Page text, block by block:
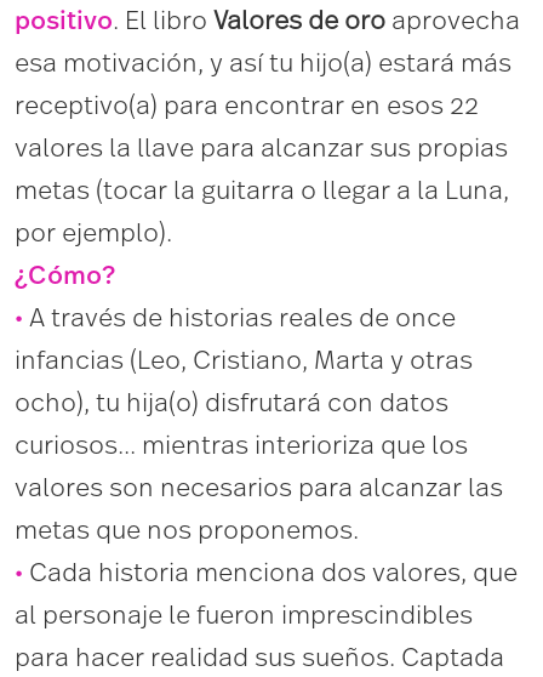
positivo. El libro Valores de oro aprovecha
esa motivación, y así tu hijo(a) estará más
receptivo(a) para encontrar en esos 22
valores la llave para alcanzar sus propias
metas (tocar la guitarra o llegar a la Luna,
por ejemplo).
¿Cómo?
• A través de historias reales de once
infancias (Leo, Cristiano, Marta y otras
ocho), tu hija(o) disfrutará con datos
curiosos... mientras interioriza que los
valores son necesarios para alcanzar las
metas que nos proponemos.
• Cada historia menciona dos valores, que
al personaje le fueron imprescindibles
para hacer realidad sus sueños. Captada